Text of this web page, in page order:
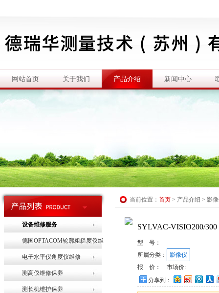
网站首页 关于我们 产品介绍 新闻中心
设备维修服务
德国OPTACOM轮廓粗糙度仪维
修
电子水平仪角度仪维修
测高仪维修保养
测长机维护保养
当前位置： 首页 > 产品介绍 > 影
SYLVAC-VISIO200/
型 号：
所属分类：
影像仪
报 价：
市场价:
分享到：